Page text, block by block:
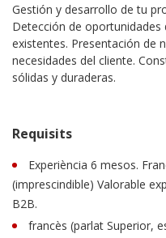
Gestión y desarrollo de tu
Detección de
existentes. Presentación de
necesidades del cliente.
sólidas y duraderas.
Requisits
Experiència 6 mesos.
(imprescindible) Valorable
B2B.
francès (parlat Superior,